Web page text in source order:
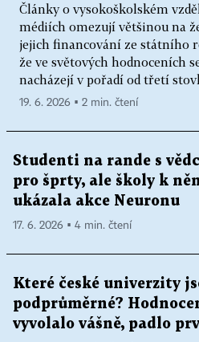
Články o vysokoškolském
médiích omezují většinou na
jejich financování ze státního
že ve světových hodnoceních
nacházejí v pořadí od třetí
19. 6. 2026 ▪ 2 min. čtení
Studenti na rande s
pro šprty, ale školy k
ukázala akce Neuronu
17. 6. 2026 ▪ 4 min. čtení
Které české univerzity
podprůměrné?
vyvolalo vášně, padlo